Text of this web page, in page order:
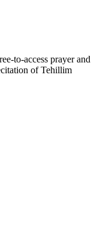
to-access prayer and
of Tehillim